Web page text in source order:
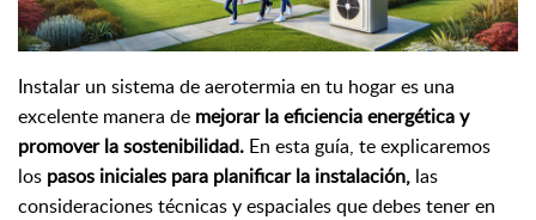
Instalar un sistema de aerotermia en tu hogar es una
excelente manera de mejorar la eficiencia energética y
promover la sostenibilidad. En esta guía, te explicaremos
los pasos iniciales para planificar la instalación, las
consideraciones técnicas y espaciales que debes tener en